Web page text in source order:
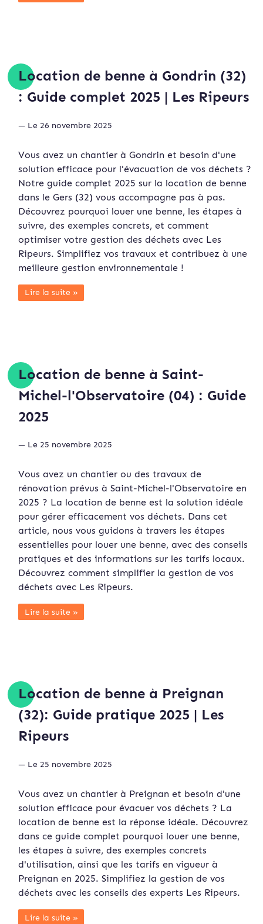
Location de benne à Gondrin (32)
: Guide complet 2025 | Les Ripeurs
— Le 26 novembre 2025
Vous avez un chantier à Gondrin et besoin d'une
solution efficace pour l'évacuation de vos déchets ?
Notre guide complet 2025 sur la location de benne
dans le Gers (32) vous accompagne pas à pas.
Découvrez pourquoi louer une benne, les étapes à
suivre, des exemples concrets, et comment
optimiser votre gestion des déchets avec Les
Ripeurs. Simplifiez vos travaux et contribuez à une
meilleure gestion environnementale !
Lire la suite »
Location de benne à Saint-
Michel-l'Observatoire (04) : Guide
2025
— Le 25 novembre 2025
Vous avez un chantier ou des travaux de
rénovation prévus à Saint-Michel-l'Observatoire en
2025 ? La location de benne est la solution idéale
pour gérer efficacement vos déchets. Dans cet
article, nous vous guidons à travers les étapes
essentielles pour louer une benne, avec des conseils
pratiques et des informations sur les tarifs locaux.
Découvrez comment simplifier la gestion de vos
déchets avec Les Ripeurs.
Lire la suite »
Location de benne à Preignan
(32): Guide pratique 2025 | Les
Ripeurs
— Le 25 novembre 2025
Vous avez un chantier à Preignan et besoin d'une
solution efficace pour évacuer vos déchets ? La
location de benne est la réponse idéale. Découvrez
dans ce guide complet pourquoi louer une benne,
les étapes à suivre, des exemples concrets
d'utilisation, ainsi que les tarifs en vigueur à
Preignan en 2025. Simplifiez la gestion de vos
déchets avec les conseils des experts Les Ripeurs.
Lire la suite »